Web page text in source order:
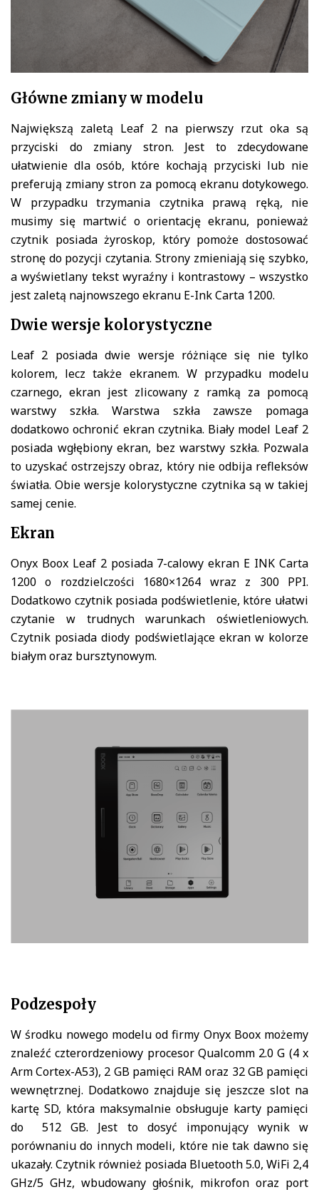
Główne zmiany w modelu
Największą zaletą Leaf 2 na pierwszy rzut oka są
przyciski do zmiany stron. Jest to zdecydowane
ułatwienie dla osób, które kochają przyciski lub nie
preferują zmiany stron za pomocą ekranu dotykowego.
W przypadku trzymania czytnika prawą ręką, nie
musimy się martwić o orientację ekranu, ponieważ
czytnik posiada żyroskop, który pomoże dostosować
stronę do pozycji czytania. Strony zmieniają się szybko,
a wyświetlany tekst wyraźny i kontrastowy – wszystko
jest zaletą najnowszego ekranu E-Ink Carta 1200.
Dwie wersje kolorystyczne
Leaf 2 posiada dwie wersje różniące się nie tylko
kolorem, lecz także ekranem. W przypadku modelu
czarnego, ekran jest zlicowany z ramką za pomocą
warstwy szkła. Warstwa szkła zawsze pomaga
dodatkowo ochronić ekran czytnika. Biały model Leaf 2
posiada wgłębiony ekran, bez warstwy szkła. Pozwala
to uzyskać ostrzejszy obraz, który nie odbija refleksów
światła. Obie wersje kolorystyczne czytnika są w takiej
samej cenie.
Ekran
Onyx Boox Leaf 2 posiada 7-calowy ekran E INK Carta
1200 o rozdzielczości 1680×1264 wraz z 300 PPI.
Dodatkowo czytnik posiada podświetlenie, które ułatwi
czytanie w trudnych warunkach oświetleniowych.
Czytnik posiada diody podświetlające ekran w kolorze
białym oraz bursztynowym.
Podzespoły
W środku nowego modelu od firmy Onyx Boox możemy
znaleźć czterordzeniowy procesor Qualcomm 2.0 G (4 x
Arm Cortex-A53), 2 GB pamięci RAM oraz 32 GB pamięci
wewnętrznej. Dodatkowo znajduje się jeszcze slot na
kartę SD, która maksymalnie obsługuje karty pamięci
do 512 GB. Jest to dosyć imponujący wynik w
porównaniu do innych modeli, które nie tak dawno się
ukazały. Czytnik również posiada Bluetooth 5.0, WiFi 2,4
GHz/5 GHz, wbudowany głośnik, mikrofon oraz port